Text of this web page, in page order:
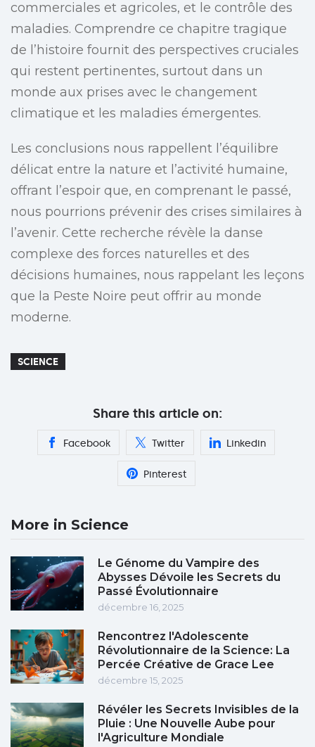
commerciales et agricoles, et le contrôle des
maladies. Comprendre ce chapitre tragique
de l’histoire fournit des perspectives cruciales
qui restent pertinentes, surtout dans un
monde aux prises avec le changement
climatique et les maladies émergentes.
Les conclusions nous rappellent l’équilibre
délicat entre la nature et l’activité humaine,
offrant l’espoir que, en comprenant le passé,
nous pourrions prévenir des crises similaires à
l’avenir. Cette recherche révèle la danse
complexe des forces naturelles et des
décisions humaines, nous rappelant les leçons
que la Peste Noire peut offrir au monde
moderne.
SCIENCE
Share this article on:
Facebook Twitter Linkedin
Pinterest
More in Science
Le Génome du Vampire des
Abysses Dévoile les Secrets du
Passé Évolutionnaire
décembre 16, 2025
Rencontrez l'Adolescente
Révolutionnaire de la Science: La
Percée Créative de Grace Lee
décembre 15, 2025
Révéler les Secrets Invisibles de la
Pluie : Une Nouvelle Aube pour
l'Agriculture Mondiale